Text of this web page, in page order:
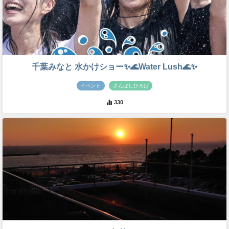
千葉みなと 水かけショー✨🌊Water Lush🌊✨
イベント さんばしひろば
330